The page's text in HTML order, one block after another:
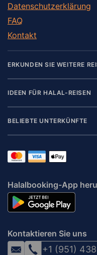
Datenschutzerklärung
FAQ
Kontakt
ERKUNDEN SIE WEITERE
IDEEN FÜR HALAL-REISEN
BELIEBTE UNTERKÜNFTE
Halalbooking-App
Kontaktieren Sie uns
+1 (951)